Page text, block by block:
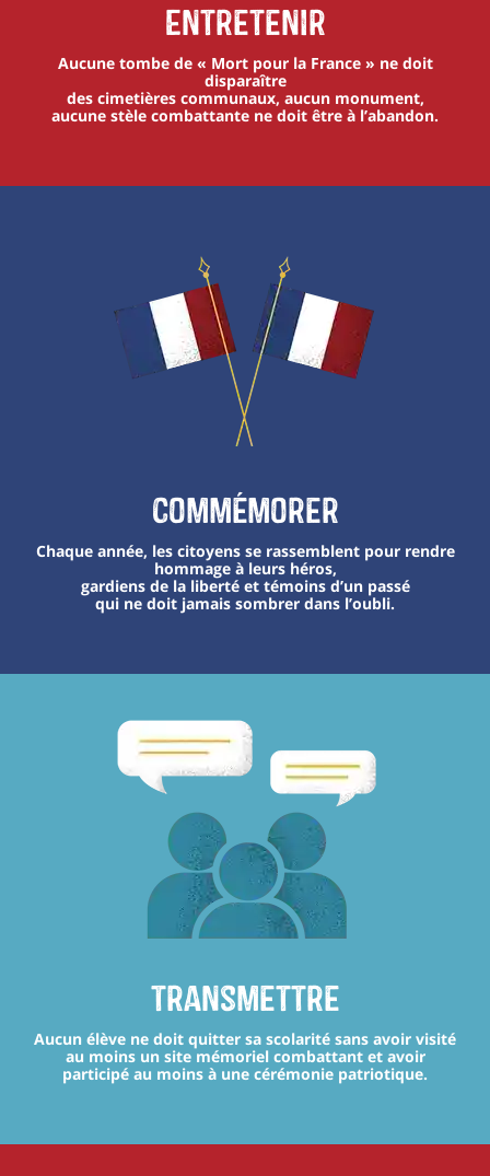
Entretenir
Aucune tombe de « Mort pour la France » ne doit
disparaître
des cimetières communaux, aucun monument,
aucune stèle combattante ne doit être à l’abandon.
Commémorer
Chaque année, les citoyens se rassemblent pour rendre
hommage à leurs héros,
gardiens de la liberté et témoins d’un passé
qui ne doit jamais sombrer dans l’oubli.
transmettre
Aucun élève ne doit quitter sa scolarité sans avoir visité
au moins un site mémoriel combattant et avoir
participé au moins à une cérémonie patriotique.